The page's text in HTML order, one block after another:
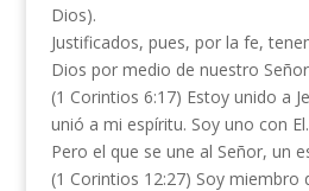
Dios).
Justificados, pues, por la fe,
Dios por medio de nuestro
(1 Corintios 6:17) Estoy unido a
unió a mi espíritu. Soy uno con El.
Pero el que se une al Señor, un
(1 Corintios 12:27) Soy miembro